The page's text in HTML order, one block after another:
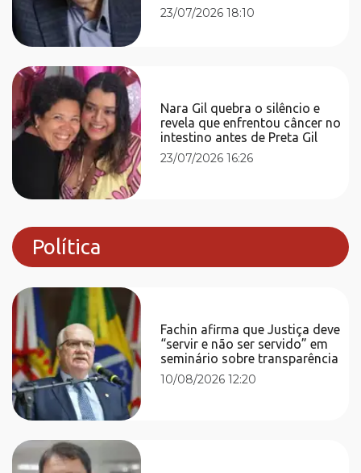
23/07/2026 18:10
Nara Gil quebra o silêncio e
revela que enfrentou câncer no
intestino antes de Preta Gil
23/07/2026 16:26
Política
Fachin afirma que Justiça deve
“servir e não ser servido” em
seminário sobre transparência
10/08/2026 12:20